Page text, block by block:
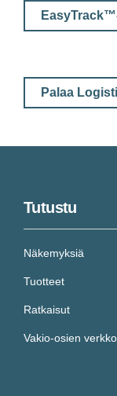
Palaa
Tutustu
Näkemyksiä
Tuotteet
Ratkaisut
Vakio-osien